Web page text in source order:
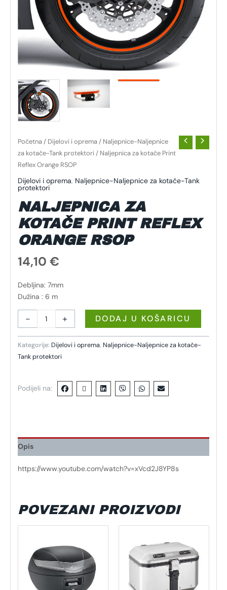
Početna / Dijelovi i oprema / Naljepnice-Naljepnice
za kotače-Tank protektori / Naljepnica za kotače Print
Reflex Orange RSOP
Dijelovi i oprema, Naljepnice-Naljepnice za kotače-Tank
protektori
NALJEPNICA ZA
KOTAČE PRINT REFLEX
ORANGE RSOP
14,10 €
Debljina: 7mm
Dužina : 6 m
- + DODAJ U KOŠARICU
Kategorije: Dijelovi i oprema, Naljepnice-Naljepnice za kotače-
Tank protektori
Podijeli na:
Opis
https://www.youtube.com/watch?v=xVcd2J8YP8s
POVEZANI PROIZVODI